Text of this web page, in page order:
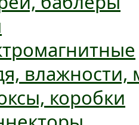
влажности,
коробки